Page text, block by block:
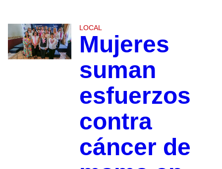
LOCAL
Mujeres
suman
esfuerzos
contra
cáncer de